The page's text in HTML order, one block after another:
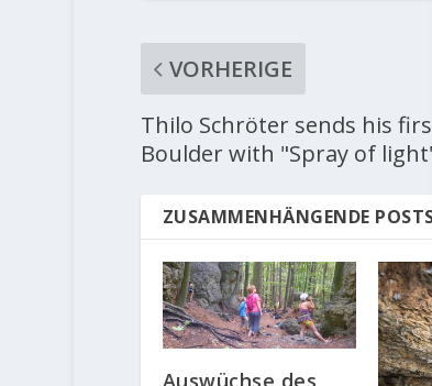
VORHERIGE
Thilo Schröter sends his first
Boulder with "Spray of
ZUSAMMENHÄNGENDE